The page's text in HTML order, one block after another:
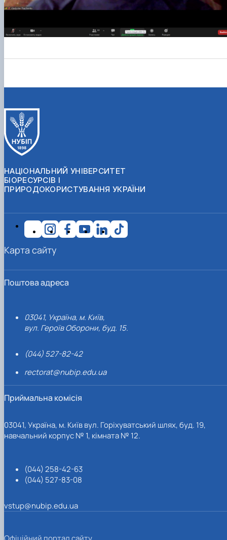
НАЦІОНАЛЬНИЙ УНІВЕРСИТЕТ
БІОРЕСУРСІВ І
ПРИРОДОКОРИСТУВАННЯ УКРАЇНИ
Поштова адреса
03041, Україна, м. Київ,
вул. Героїв Оборони, буд. 15.
(044) 527-82-42
rectorat@nubip.edu.ua
Приймальна комісія
03041, Україна, м. Київ вул. Горіхуватський шлях, буд. 19,
навчальний корпус № 1, кімната № 12.
(044) 258-42-63
(044) 527-83-08
vstup@nubip.edu.ua
Карта сайту